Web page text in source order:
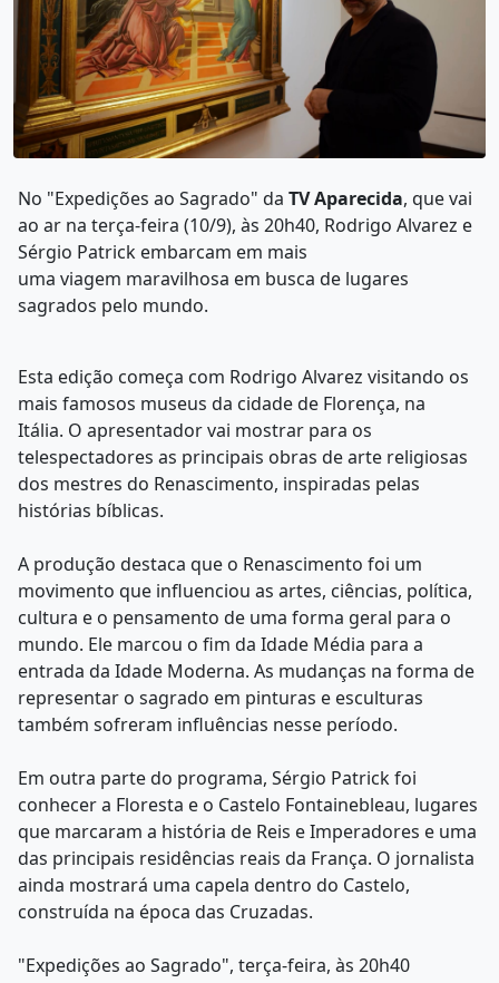
No "Expedições ao Sagrado" da TV Aparecida, que vai
ao ar na terça-feira (10/9), às 20h40, Rodrigo Alvarez e
Sérgio Patrick embarcam em mais
uma viagem maravilhosa em busca de lugares
sagrados pelo mundo.
Esta edição começa com Rodrigo Alvarez visitando os
mais famosos museus da cidade de Florença, na
Itália. O apresentador vai mostrar para os
telespectadores as principais obras de arte religiosas
dos mestres do Renascimento, inspiradas pelas
histórias bíblicas.
A produção destaca que o Renascimento foi um
movimento que influenciou as artes, ciências, política,
cultura e o pensamento de uma forma geral para o
mundo. Ele marcou o fim da Idade Média para a
entrada da Idade Moderna. As mudanças na forma de
representar o sagrado em pinturas e esculturas
também sofreram influências nesse período.
Em outra parte do programa, Sérgio Patrick foi
conhecer a Floresta e o Castelo Fontainebleau, lugares
que marcaram a história de Reis e Imperadores e uma
das principais residências reais da França. O jornalista
ainda mostrará uma capela dentro do Castelo,
construída na época das Cruzadas.
"Expedições ao Sagrado", terça-feira, às 20h40